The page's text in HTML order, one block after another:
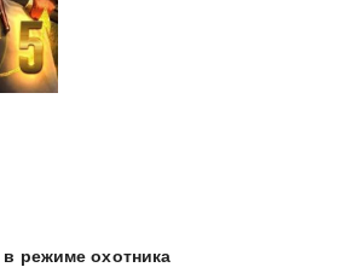
в режиме охотника